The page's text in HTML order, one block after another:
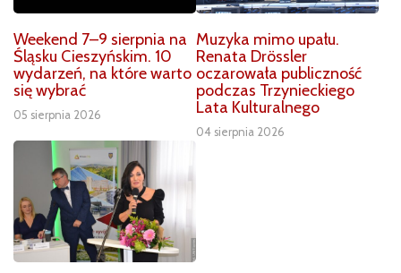
Weekend 7–9 sierpnia na
Śląsku Cieszyńskim. 10
wydarzeń, na które warto
się wybrać
05 sierpnia 2026
Muzyka mimo upału.
Renata Drössler
oczarowała publiczność
podczas Trzynieckiego
Lata Kulturalnego
04 sierpnia 2026